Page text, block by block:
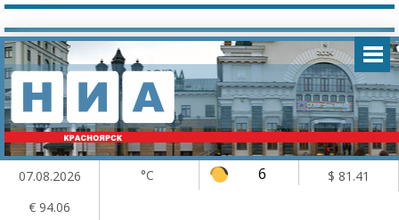
07.08.2026 °C 6
$ 81.41
€ 94.06